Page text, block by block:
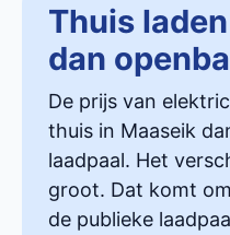
Thuis
dan
De prijs van
thuis in Maaseik
laadpaal. Het
groot. Dat komt
de publieke